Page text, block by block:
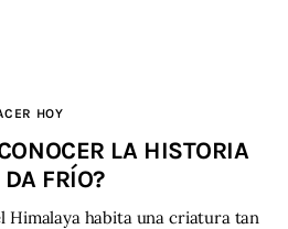
HOY
LA HISTORIA
FRÍO?
Himalaya habita una criatura tan